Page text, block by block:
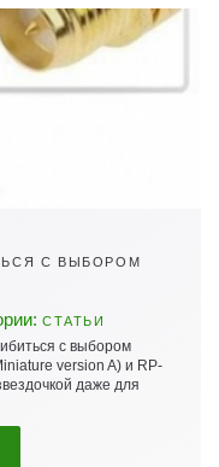
С ВЫБОРОМ
СТАТЬИ
с выбором
version A) и RP-
даже для